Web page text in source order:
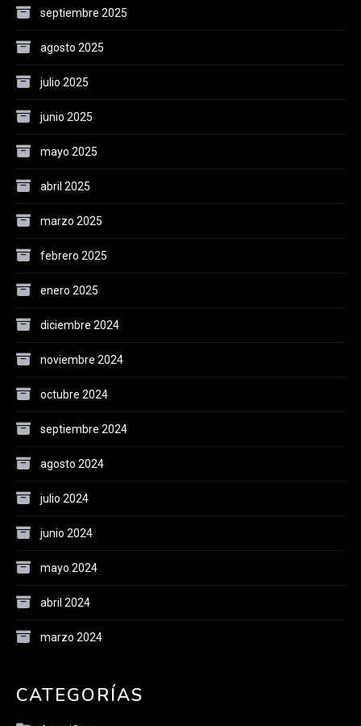
septiembre 2025
agosto 2025
julio 2025
junio 2025
mayo 2025
abril 2025
marzo 2025
febrero 2025
enero 2025
diciembre 2024
noviembre 2024
octubre 2024
septiembre 2024
agosto 2024
julio 2024
junio 2024
mayo 2024
abril 2024
marzo 2024
CATEGORÍAS